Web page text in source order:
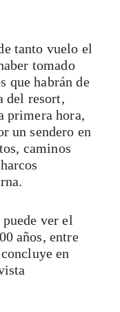
tanto vuelo el
tomado
que habrán de
del resort,
primera hora,
un sendero en
caminos
ver el
años, entre
en